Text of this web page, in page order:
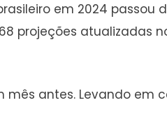
em 2024 passou
projeções atualizadas
mês antes. Levando